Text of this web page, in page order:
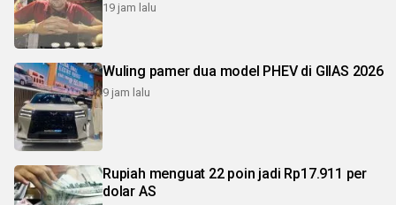
19 jam lalu
Wuling pamer dua model PHEV di GIIAS 2026
9 jam lalu
Rupiah menguat 22 poin jadi Rp17.911 per
dolar AS